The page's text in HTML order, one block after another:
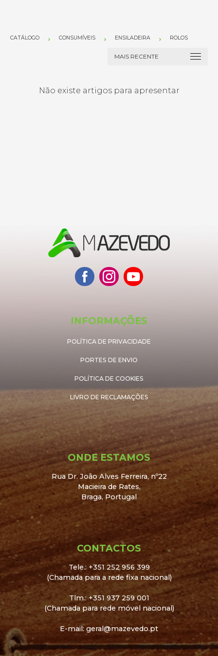
CATÁLOGO CONSUMÍVEIS ENSILADEIRA ROLOS
Não existe artigos para apresentar
INFORMAÇÕES
POLÍTICA DE PRIVACIDADE
PORTES DE ENVIO
POLÍTICA DE COOKIES
LIVRO DE RECLAMAÇÕES
ONDE ESTAMOS
Rua Dr. João Alves Ferreira, nº22
Macieira de Rates,
Braga, Portugal
CONTACTOS
Tele.: +351 252 956 399
(Chamada para a rede fixa nacional)
Tlm.: +351 937 259 001
(Chamada para rede móvel nacional)
E-mail: geral@mazevedo.pt